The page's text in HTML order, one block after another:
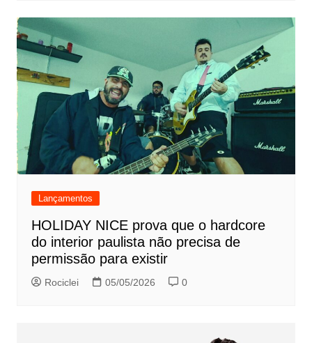
Lançamentos
HOLIDAY NICE prova que o hardcore
do interior paulista não precisa de
permissão para existir
Rociclei 05/05/2026 0